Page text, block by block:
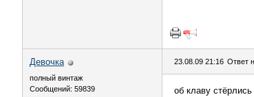
Девочка
полный винтаж
Сообщений: 59839
23.08.09 21:16 Ответ
об клаву стёрлись